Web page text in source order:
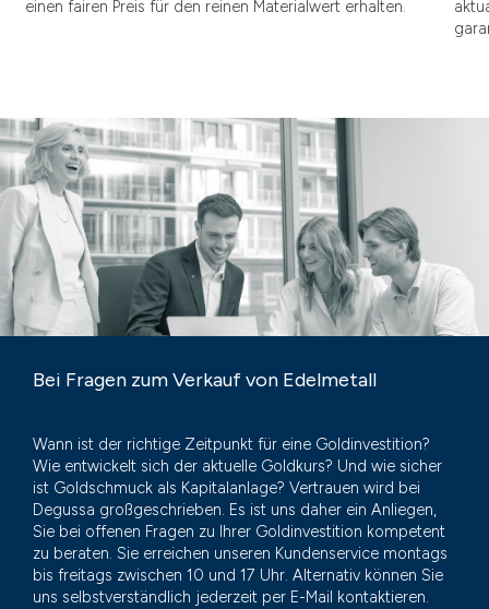
einen fairen Preis für den reinen Materialwert erhalten.
Bei Fragen zum Verkauf von Edelmetall
Wann ist der richtige Zeitpunkt für eine Goldinvestition?
Wie entwickelt sich der aktuelle Goldkurs? Und wie sicher
ist Goldschmuck als Kapitalanlage? Vertrauen wird bei
Degussa großgeschrieben. Es ist uns daher ein Anliegen,
Sie bei offenen Fragen zu Ihrer Goldinvestition kompetent
zu beraten. Sie erreichen unseren Kundenservice montags
bis freitags zwischen 10 und 17 Uhr. Alternativ können Sie
uns selbstverständlich jederzeit per E-Mail kontaktieren.